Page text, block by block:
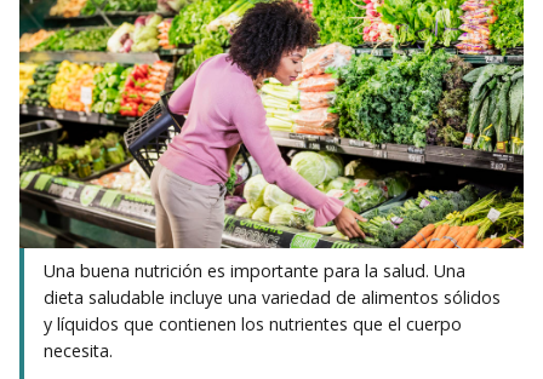
Una buena nutrición es importante para la salud. Una
dieta saludable incluye una variedad de alimentos sólidos
y líquidos que contienen los nutrientes que el cuerpo
necesita.